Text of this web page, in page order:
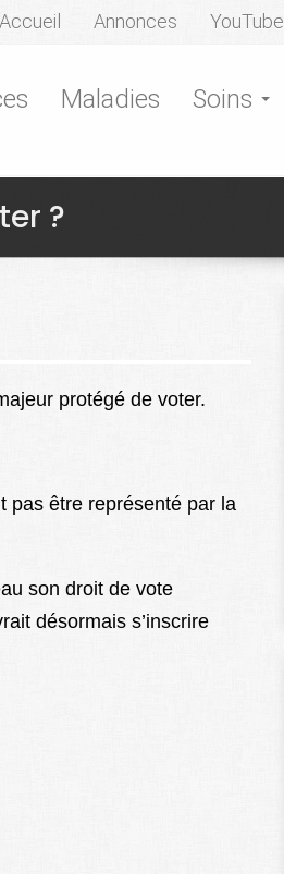
Accueil Annonces YouTube
Maladies Soins
?
protégé de voter.
pas être représenté par la
son droit de vote
désormais s’inscrire